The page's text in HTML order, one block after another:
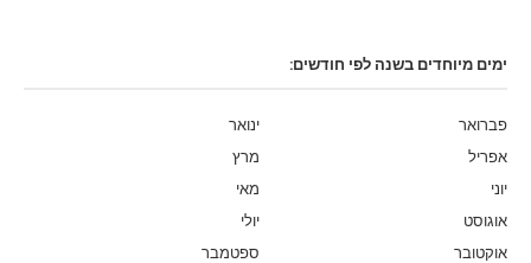
ימים מיוחדים בשנה לפי חודשים:
ינואר
פברואר
מרץ
אפריל
מאי
יוני
יולי
אוגוסט
ספטמבר
אוקטובר